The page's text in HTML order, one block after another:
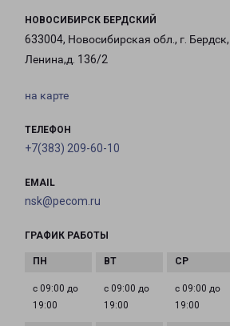
НОВОСИБИРСК БЕРДСКИЙ
633004, Новосибирская обл., г. Бердск,
Ленина,д. 136/2
на карте
ТЕЛЕФОН
+7(383) 209-60-10
EMAIL
nsk@pecom.ru
ГРАФИК РАБОТЫ
с 09:00 до
19:00
с 09:00 до
19:00
с 09:00 до
19:00